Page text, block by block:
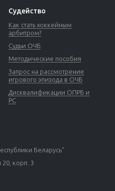
Судейство
Как стать хоккейным
арбитром?
Судьи ОЧБ
Методические пособия
Запрос на рассмотрение
игрового эпизода в ОЧБ
Дисквалификации ОПРБ и
РС
Беларусь"
корп. 3